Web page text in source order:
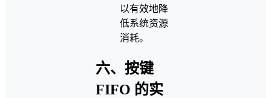
以有效地降
低系统资源
消耗。
六、按键
FIFO 的实